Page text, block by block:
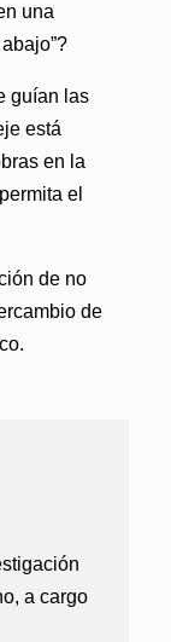
una
guían las
está
en la
el
de no
de
a cargo